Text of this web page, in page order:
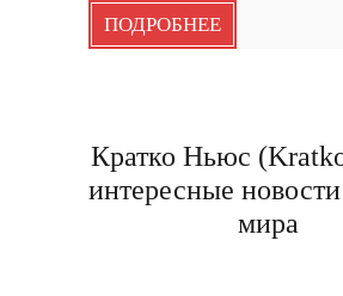
ПОДРОБНЕЕ
Кратко Ньюс
интересные новости
мира